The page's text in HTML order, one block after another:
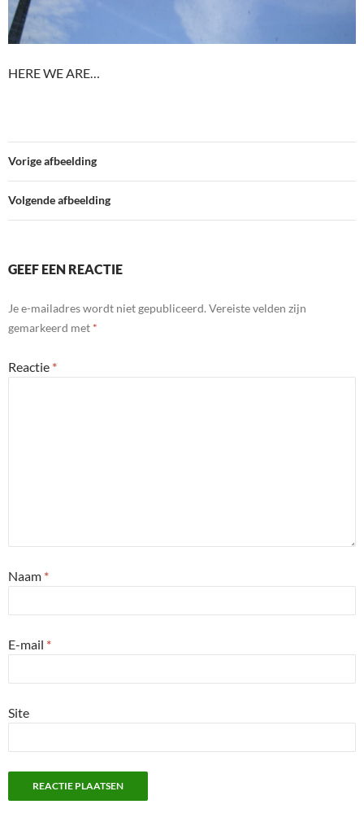
HERE WE ARE…
Vorige afbeelding
Volgende afbeelding
GEEF EEN REACTIE
Je e-mailadres wordt niet gepubliceerd. Vereiste velden zijn
gemarkeerd met *
Reactie *
Naam *
E-mail *
Site